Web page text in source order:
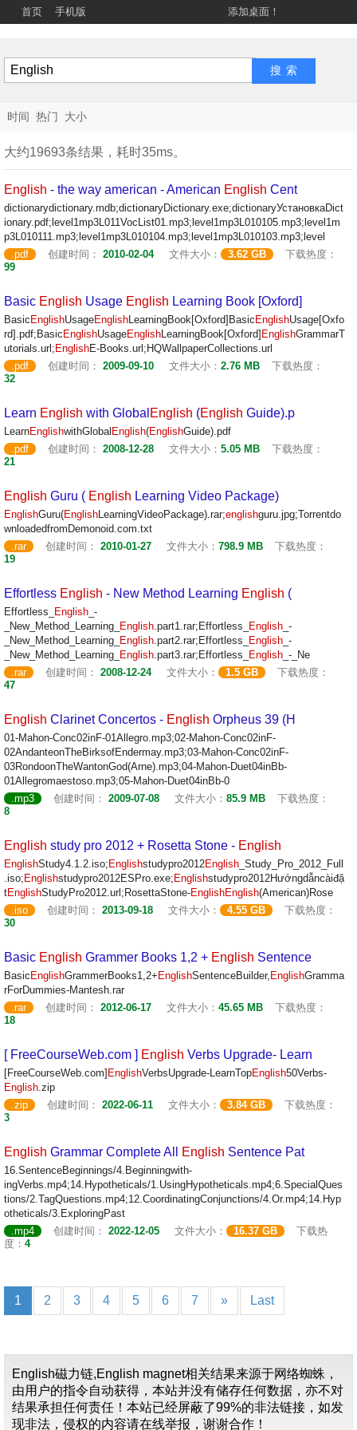
首页 手机版 添加桌面！
时间 热门 大小
大约19693条结果，耗时35ms。
English - the way american - American English Cent
dictionarydictionary.mdb;dictionaryDictionary.exe;dictionaryУстановкаDict
ionary.pdf;level1mp3L011VocList01.mp3;level1mp3L010105.mp3;level1m
p3L010111.mp3;level1mp3L010104.mp3;level1mp3L010103.mp3;level
.pdf
创建时间： 2010-02-04 文件大小： 3.62 GB
下载热度：
99
Basic English Usage English Learning Book [Oxford]
Basic EnglishUsageEnglishLearningBook[Oxford]Basic EnglishUsage[Oxfo
rd].pdf;Basic EnglishUsageEnglishLearningBook[Oxford] EnglishGrammarT
utorials.url; EnglishE-Books.url;HQWallpaperCollections.url
.pdf
创建时间： 2009-09-10 文件大小： 2.76 MB
下载热度：
32
Learn English with Global English (English Guide).p
LearnEnglishwithGlobal English(EnglishGuide).pdf
.pdf
创建时间： 2008-12-28 文件大小： 5.05 MB
下载热度：
21
English Guru ( English Learning Video Package)
EnglishGuru(EnglishLearningVideoPackage).rar;englishguru.jpg;Torrentdo
wnloadedfromDemonoid.com.txt
.rar
创建时间： 2010-01-27 文件大小： 798.9 MB
下载热度：
19
Effortless English - New Method Learning English (
Effortless_ English _-
_New_Method_Learning_ English.part1.rar;Effortless_ English _-
_New_Method_Learning_ English.part2.rar;Effortless_ English _-
_New_Method_Learning_ English.part3.rar;Effortless_ English _-_Ne
.rar
创建时间： 2008-12-24 文件大小： 1.5 GB
下载热度：
47
English Clarinet Concertos - English Orpheus 39 (H
01-Mahon-Conc02inF-01Allegro.mp3;02-Mahon-Conc02inF-
02AndanteonTheBirksofEndermay.mp3;03-Mahon-Conc02inF-
03RondoonTheWantonGod(Arne).mp3;04-Mahon-Duet04inBb-
01Allegromaestoso.mp3;05-Mahon-Duet04inBb-0
.mp3
创建时间： 2009-07-08 文件大小： 85.9 MB
下载热度：
8
English study pro 2012 + Rosetta Stone - English
EnglishStudy4.1.2.iso; Englishstudypro2012English _Study_Pro_2012_Full
.iso; Englishstudypro2012ESPro.exe; Englishstudypro2012Hướngdẫncàiđặ
tEnglishStudyPro2012.url;RosettaStone-EnglishEnglish(American)Rose
.iso
创建时间： 2013-09-18 文件大小： 4.55 GB
下载热度：
30
Basic English Grammer Books 1,2 + English Sentence
Basic EnglishGrammerBooks1,2+ EnglishSentenceBuilder, EnglishGramma
rForDummies-Mantesh.rar
.rar
创建时间： 2012-06-17 文件大小： 45.65 MB
下载热度：
18
[ FreeCourseWeb.com ] English Verbs Upgrade- Learn
[FreeCourseWeb.com] EnglishVerbsUpgrade-LearnTopEnglish50Verbs-
English.zip
.zip
创建时间： 2022-06-11 文件大小： 3.84 GB
下载热度：
3
English Grammar Complete All English Sentence Pat
16.SentenceBeginnings/4.Beginningwith-
ingVerbs.mp4;14.Hypotheticals/1.UsingHypotheticals.mp4;6.SpecialQues
tions/2.TagQuestions.mp4;12.CoordinatingConjunctions/4.Or.mp4;14.Hyp
otheticals/3.ExploringPast
.mp4
创建时间： 2022-12-05 文件大小： 16.37 GB
下载热
度： 4
1 2 3 4 5 6 7 » Last
English磁力链,English magnet相关结果来源于网络蜘蛛，
由用户的指令自动获得，本站并没有储存任何数据，亦不对
结果承担任何责任！本站已经屏蔽了99%的非法链接，如发
现非法，侵权的内容请在线举报，谢谢合作！